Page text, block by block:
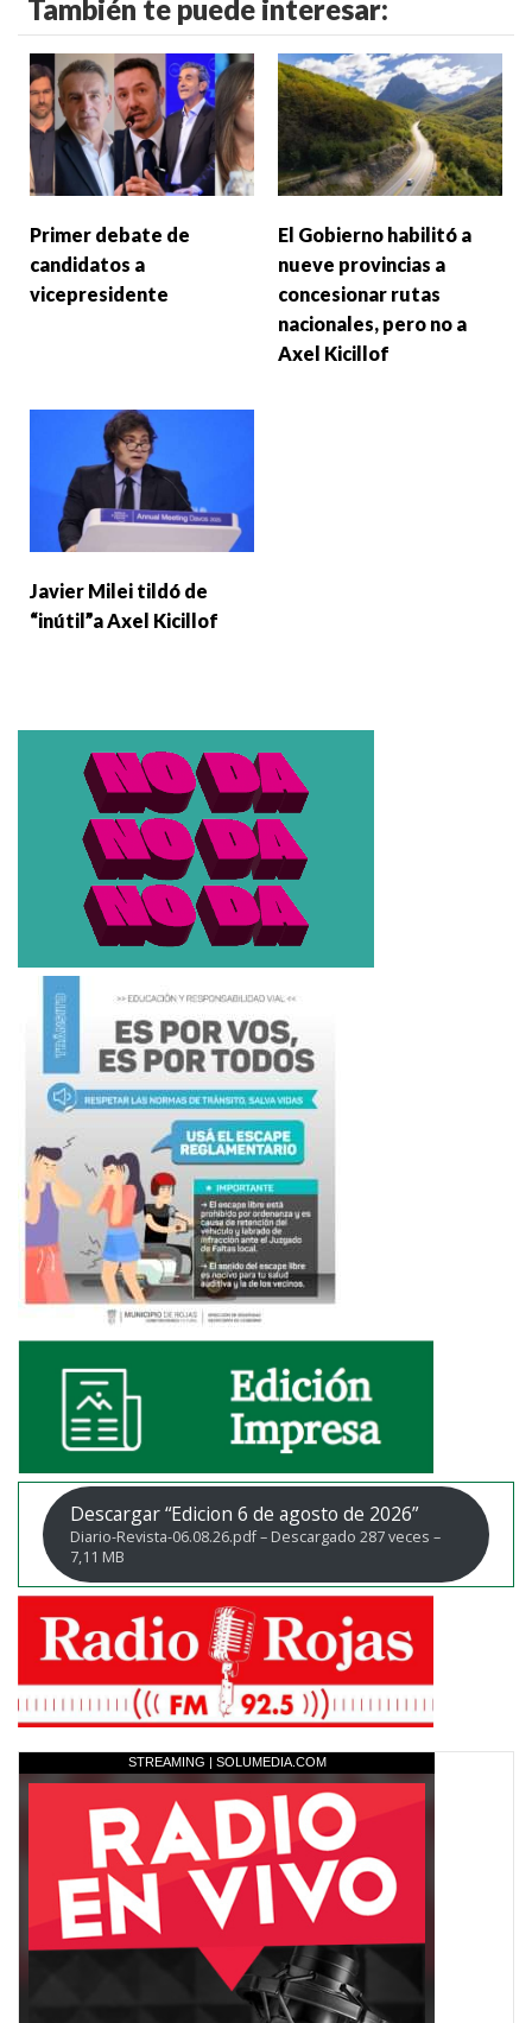
También te puede interesar:
Primer debate de
candidatos a
vicepresidente
El Gobierno habilitó a
nueve provincias a
concesionar rutas
nacionales, pero no a
Axel Kicillof
Javier Milei tildó de
“inútil”a Axel Kicillof
Descargar “Edicion 6 de agosto de 2026”
Diario-Revista-06.08.26.pdf – Descargado 287 veces –
7,11 MB